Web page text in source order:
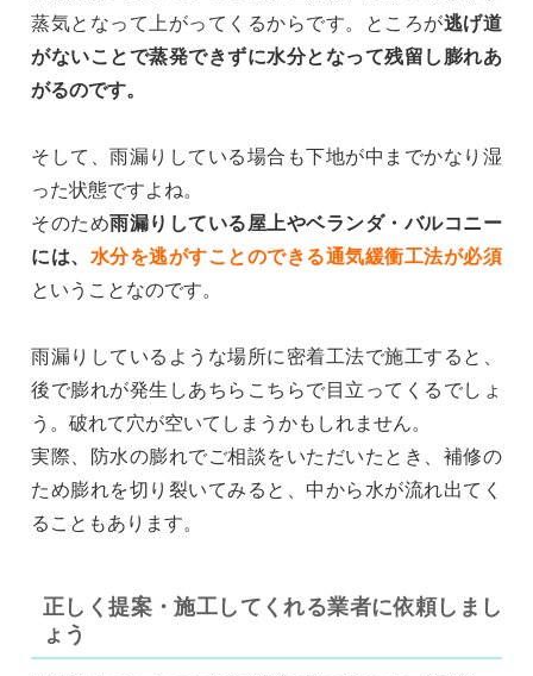
蒸気となって上がってくるからです。ところが逃げ道
がないことで蒸発できずに水分となって残留し膨れあ
がるのです。
そして、雨漏りしている場合も下地が中までかなり湿
った状態ですよね。
そのため雨漏りしている屋上やベランダ・バルコニー
には、 水分を逃がすことのできる通気緩衝工法が必須
ということなのです。
雨漏りしているような場所に密着工法で施工すると、
後で膨れが発生しあちらこちらで目立ってくるでしょ
う。破れて穴が空いてしまうかもしれません。
実際、防水の膨れでご相談をいただいたとき、補修の
ため膨れを切り裂いてみると、中から水が流れ出てく
ることもあります。
正しく提案・施工してくれる業者に依頼しまし
ょう